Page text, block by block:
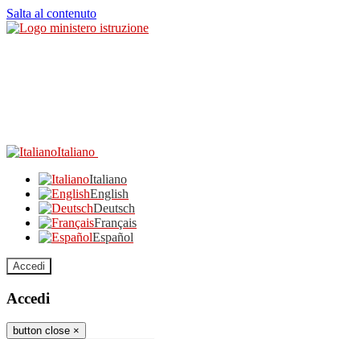
Salta al contenuto
Italiano
Italiano
English
Deutsch
Français
Español
Accedi
Accedi
button close ×